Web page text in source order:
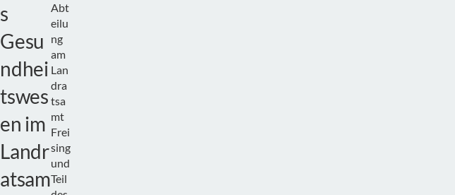
s
Gesu
ndhei
tswes
en im
Landr
atsam
Abt
eilu
ng
am
Lan
dra
tsa
mt
Frei
sing
und
Teil